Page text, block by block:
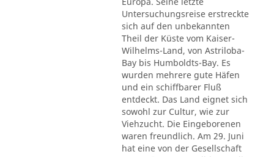
Untersuchungsreise erstreckte
sich auf den unbekannten
Theil der Küste vom Kaiser-
Wilhelms-Land, von Astriloba-
Bay bis Humboldts-Bay. Es
wurden mehrere gute Häfen
und ein schiffbarer Fluß
entdeckt. Das Land eignet sich
sowohl zur Cultur, wie zur
Viehzucht. Die Eingeborenen
waren freundlich. Am 29. Juni
hat eine von der Gesellschaft